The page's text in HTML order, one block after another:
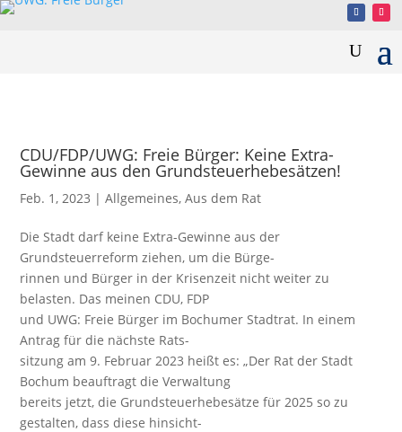
CDU/FDP/UWG: Freie Bürger: Keine Extra-
Gewinne aus den Grundsteuerhebesätzen!
Feb. 1, 2023 |Allgemeines,Aus dem Rat
Die Stadt darf keine Extra-Gewinne aus der
Grundsteuerreform ziehen, um die Bürge-
rinnen und Bürger in der Krisenzeit nicht weiter zu
belasten. Das meinen CDU, FDP
und UWG: Freie Bürger im Bochumer Stadtrat. In einem
Antrag für die nächste Rats-
sitzung am 9. Februar 2023 heißt es: „Der Rat der Stadt
Bochum beauftragt die Verwaltung
bereits jetzt, die Grundsteuerhebesätze für 2025 so zu
gestalten, dass diese hinsicht-